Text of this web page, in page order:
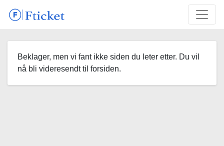
Beklager, men vi fant ikke siden du leter etter. Du vil
nå bli videresendt til forsiden.